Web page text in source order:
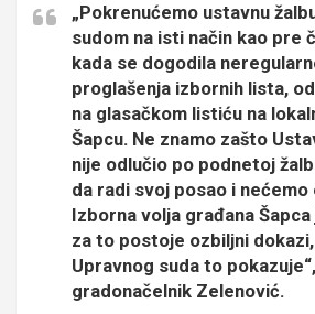
„Pokrenućemo ustavnu
sudom na isti način kao pre
kada se dogodila
proglašenja izbornih lista,
na glasačkom listiću na
Šapcu. Ne znamo zašto
nije odlučio po podnetoj
da radi svoj posao i
Izborna volja građana
za to postoje ozbiljni
Upravnog suda to
gradonačelnik Zelenović.